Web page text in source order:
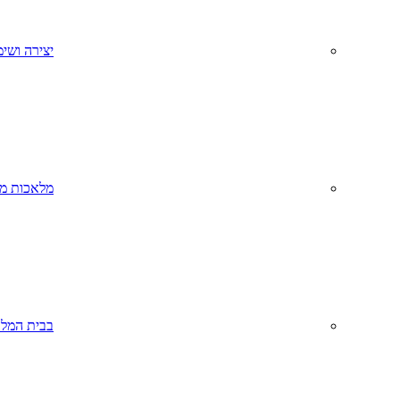
יצירה
מלאכות
בבית